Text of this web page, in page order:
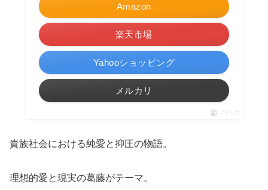
Amazon
楽天市場
Yahooショッピング
メルカリ
ポチップ
貴族社会における純愛と抑圧の物語。
理想的愛と現実の葛藤がテーマ。